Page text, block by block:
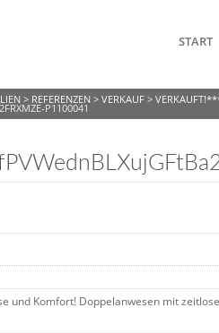
START
> REFERENZEN > VERKAUF >
P1100041
und Komfort! Doppelanwesen mit